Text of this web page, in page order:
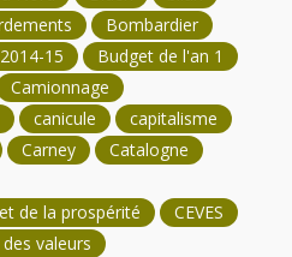
Bombardier
15
Budget de l'an 1
Camionnage
canicule
capitalisme
Carney
Catalogne
de la prospérité
CEVES
valeurs